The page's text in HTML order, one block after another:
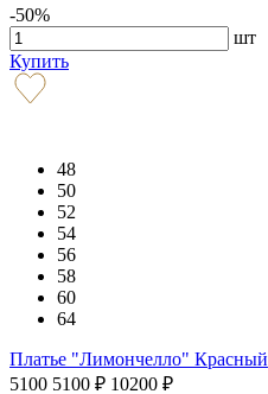
-50%
шт
Купить
48
50
52
54
56
58
60
64
Платье "Лимончелло" Красный
5100 5100 ₽ 10200 ₽